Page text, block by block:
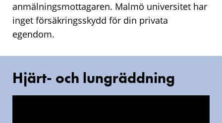
anmälningsmottagaren. Malmö universitet har
inget försäkringsskydd för din privata
egendom.
Hjärt- och lungräddning